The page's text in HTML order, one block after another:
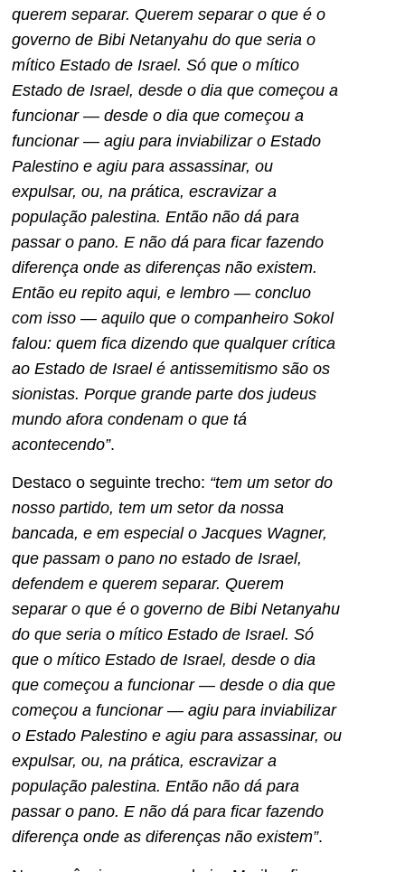
querem separar. Querem separar o que é o
governo de Bibi Netanyahu do que seria o
mítico Estado de Israel. Só que o mítico
Estado de Israel, desde o dia que começou a
funcionar — desde o dia que começou a
funcionar — agiu para inviabilizar o Estado
Palestino e agiu para assassinar, ou
expulsar, ou, na prática, escravizar a
população palestina. Então não dá para
passar o pano. E não dá para ficar fazendo
diferença onde as diferenças não existem.
Então eu repito aqui, e lembro — concluo
com isso — aquilo que o companheiro Sokol
falou: quem fica dizendo que qualquer crítica
ao Estado de Israel é antissemitismo são os
sionistas. Porque grande parte dos judeus
mundo afora condenam o que tá
acontecendo”.
Destaco o seguinte trecho: “tem um setor do
nosso partido, tem um setor da nossa
bancada, e em especial o Jacques Wagner,
que passam o pano no estado de Israel,
defendem e querem separar. Querem
separar o que é o governo de Bibi Netanyahu
do que seria o mítico Estado de Israel. Só
que o mítico Estado de Israel, desde o dia
que começou a funcionar — desde o dia que
começou a funcionar — agiu para inviabilizar
o Estado Palestino e agiu para assassinar, ou
expulsar, ou, na prática, escravizar a
população palestina. Então não dá para
passar o pano. E não dá para ficar fazendo
diferença onde as diferenças não existem”.